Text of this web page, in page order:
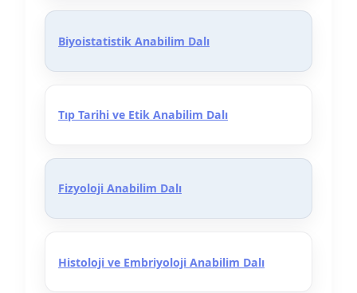
Biyoistatistik Anabilim Dalı
Tıp Tarihi ve Etik Anabilim Dalı
Fizyoloji Anabilim Dalı
Histoloji ve Embriyoloji Anabilim Dalı